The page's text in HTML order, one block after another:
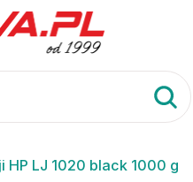
LJ 1020 black 1000 g